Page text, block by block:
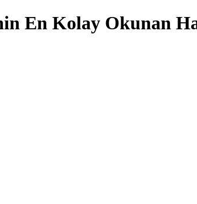
En Kolay Okunan